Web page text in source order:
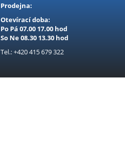
Prodejna:
Otevírací doba:
Po Pá 07.00 17.00 hod
So Ne 08.30 13.30 hod
Tel.: +420 415 679 322